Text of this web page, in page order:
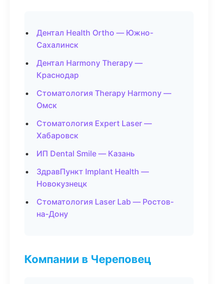
Дентал Health Ortho — Южно-
Сахалинск
Дентал Harmony Therapy —
Краснодар
Стоматология Therapy Harmony —
Омск
Стоматология Expert Laser —
Хабаровск
ИП Dental Smile — Казань
ЗдравПункт Implant Health —
Новокузнецк
Стоматология Laser Lab — Ростов-
на-Дону
Компании в Череповец